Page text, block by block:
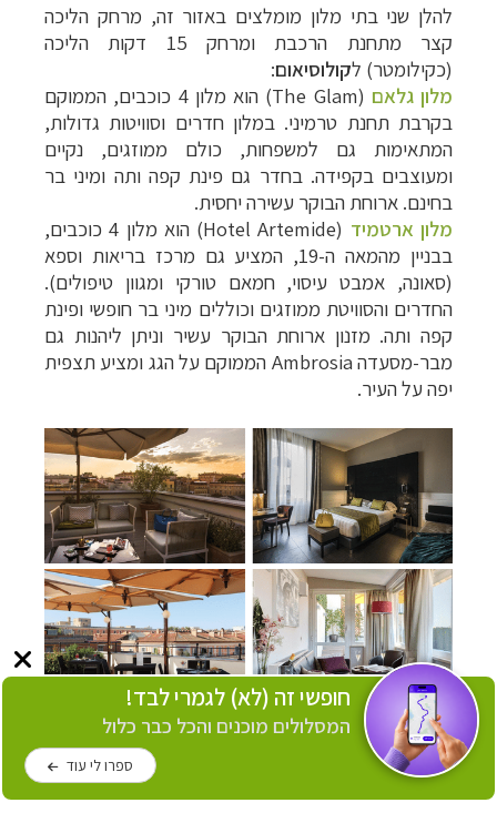
להלן שני בתי מלון מומלצים באזור זה, מרחק הליכה
קצר מתחנת הרכבת ומרחק 15 דקות הליכה
(כקילומטר) לקולוסיאום:
מלון גלאם (
The Glam
) הוא מלון 4 כוכבים, הממוקם
בקרבת תחנת טרמיני. במלון חדרים וסוויטות גדולות,
המתאימות גם למשפחות, כולם ממוזגים, נקיים
ומעוצבים בקפידה. בחדר גם פינת קפה ותה ומיני בר
בחינם. ארוחת הבוקר עשירה יחסית.
מלון ארטמיד (
Hotel Artemide
) הוא מלון 4 כוכבים,
בבניין מהמאה ה-19, המציע גם מרכז בריאות וספא
(סאונה, אמבט עיסוי, חמאם טורקי ומגוון טיפולים).
החדרים והסוויטת ממוזגים וכוללים מיני בר חופשי ופינת
קפה ותה. מזנון ארוחת הבוקר עשיר וניתן ליהנות גם
מבר-מסעדה Ambrosia הממוקם על הגג ומציע תצפית
יפה על העיר.
בתי מלון מומלצים במרכז רומא– מלון
מלון ארטמיד
חופשי זה (לא) לגמרי לבד!
המסלולים מוכנים והכל כבר כלול
ספרו לי עוד